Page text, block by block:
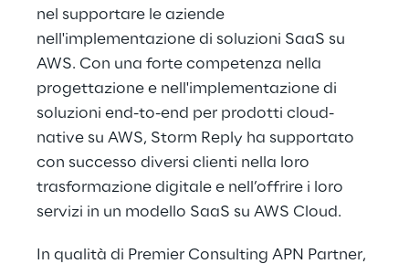
nel supportare le aziende
nell'implementazione di soluzioni SaaS su
AWS. Con una forte competenza nella
progettazione e nell'implementazione di
soluzioni end-to-end per prodotti cloud-
native su AWS, Storm Reply ha supportato
con successo diversi clienti nella loro
trasformazione digitale e nell’offrire i loro
servizi in un modello SaaS su AWS Cloud.
In qualità di Premier Consulting APN Partner,